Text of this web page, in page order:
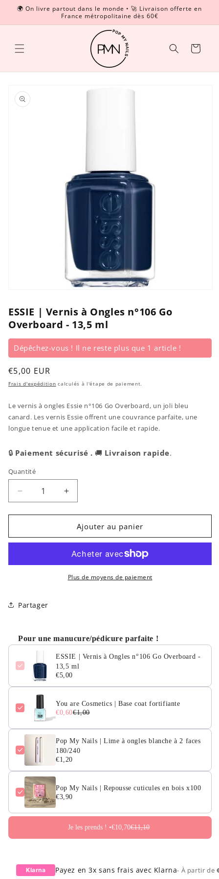
Privacy
passer
🌍 On livre partout dans le monde • 🚀 Livraison offerte en
France métropolitaine dès 60€
Panier
informations
produits
média
1
dans
une
fenêtre
modale
ESSIE | Vernis à Ongles n°106 Go
Overboard - 13,5 ml
Dépêchez-vous ! Il ne reste plus que 1 article !
Prix
habituel
€5,00 EUR
Frais d'expédition calculés à l'étape de paiement.
Le vernis à ongles Essie n°106 Go Overboard, un joli bleu
canard. Les vernis Essie offrent une couvrance parfaite, une
longue tenue et une application facile et rapide.
🔒 Paiement sécurisé . 🚚 Livraison rapide.
Quantité
Réduire
la
quantité
ESSIE
à
Overboard
ml
Augmenter
la
quantité
ESSIE
Vernis
à
Ongles
ml
Ajouter au panier
Plus de moyens de paiement
Partager
Pour une manucure/pédicure parfaite !
ESSIE | Vernis à Ongles n°106 Go Overboard -
13,5 ml
€5,00
You are Cosmetics | Base coat fortifiante
€0,60€1,00
Pop My Nails | Lime à ongles blanche à 2 faces
180/240
€1,20
Pop My Nails | Repousse cuticules en bois x100
€3,90
Je les prends ! •€10,70€11,10
Klarna Payez en 3x sans frais avec Klarna- À partir de